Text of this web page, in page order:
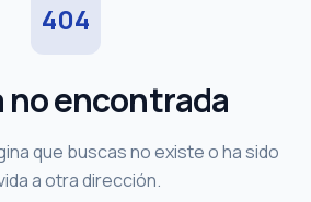
404
no encontrada
que buscas no existe o ha sido
a otra dirección.